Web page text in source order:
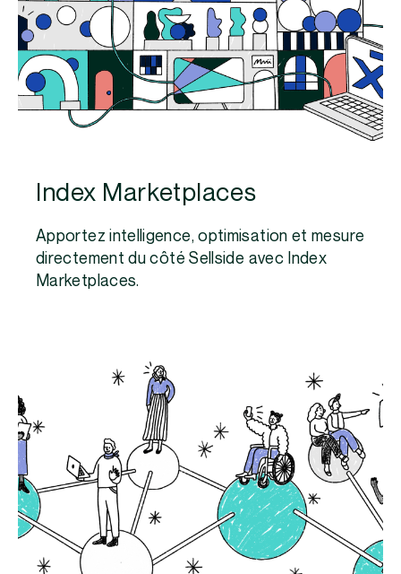
Index Marketplaces
Apportez intelligence, optimisation et mesure
directement du côté Sellside avec Index
Marketplaces.